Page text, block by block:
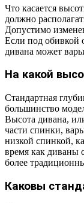
Что касается
должно
Допустимо
Если под обивкой
дивана может
На какой
Стандартная
большинство
Высота дивана,
части спинки,
низкой спинкой,
время как диваны
более
Каковы